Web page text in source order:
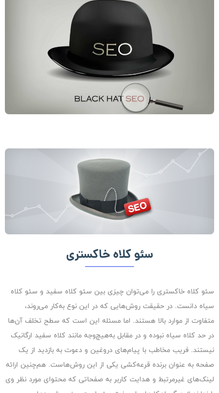
سئو کلاه خاکستری
سئو کلاه خاکستری را می‌توان چیزی بین سئو کلاه سفید و سئو کلاه
سیاه دانست. در حقیقت روش‌هایی که در این نوع به‌کار می‌روند،
متفاوت از موارد بالا هستند. اما مسئله این است که سطح تخلف آن‌ها
در حد کلاه سیاه نبوده و در مقابل به‌هیچ‌وجه مانند کلاه سفید ارگانیک
نیستند. فریب مخاطب با پیام‌های دروغین و دعوت به بازدید از یک
صفحه به عنوان برنده‌ قرعه‌کشی یکی از این روش‌هاست. هم‌چنین ارائه‌
لینک‌های غیرمرتبط و هدایت کاربر به صفحاتی که محتوای مورد نظر وی